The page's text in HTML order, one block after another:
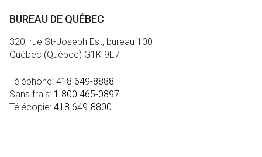
BUREAU DE QUÉBEC
320, rue St-Joseph Est, bureau 100
Québec (Québec) G1K 9E7
Téléphone: 418 649-8888
Sans frais: 1 800 465-0897
Télécopie: 418 649-8800